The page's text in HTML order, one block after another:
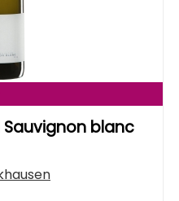
blanc